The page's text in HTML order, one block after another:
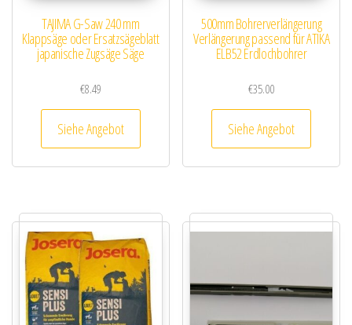
TAJIMA G-Saw 240 mm
Klappsäge oder Ersatzsägeblatt
japanische Zugsäge Säge
€8.49
Siehe Angebot
500mm Bohrerverlängerung
Verlängerung passend für ATIKA
ELB52 Erdlochbohrer
€35.00
Siehe Angebot